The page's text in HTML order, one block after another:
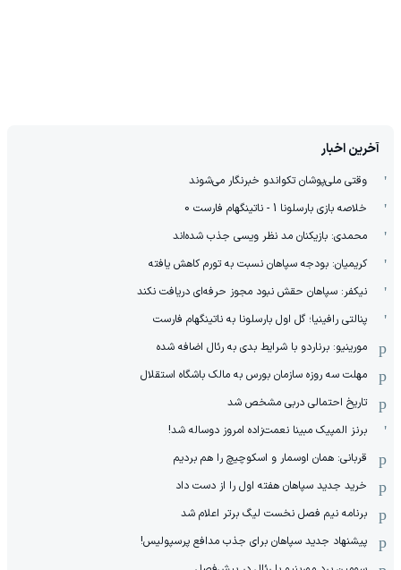
آخرین اخبار
وقتی ملی‌پوشان تکواندو خبرنگار می‌شوند
خلاصه بازی بارسلونا 1 - ناتینگهام فارست 0
محمدی: بازیکنان مد نظر ویسی جذب شده‌اند
کریمیان: بودجه سپاهان نسبت به تورم کاهش یافته
نیکفر: سپاهان حقش نبود مجوز حرفه‌ای دریافت نکند
پنالتی رافینیا؛ گل اول بارسلونا به ناتینگهام فارست
مورینیو: برناردو با شرایط بدی به رئال اضافه شده
مهلت سه روزه سازمان بورس به مالک باشگاه استقلال
تاریخ احتمالی دربی مشخص شد
برنز المپیک مبینا نعمت‌زاده امروز دوساله شد!
قربانی: همان اوسمار و اسکوچیچ را هم بردیم
خرید جدید سپاهان هفته اول را از دست داد
برنامه نیم فصل نخست لیگ برتر اعلام شد
پیشنهاد جدید سپاهان برای جذب مدافع پرسپولیس!